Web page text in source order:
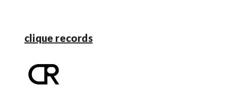
clique records